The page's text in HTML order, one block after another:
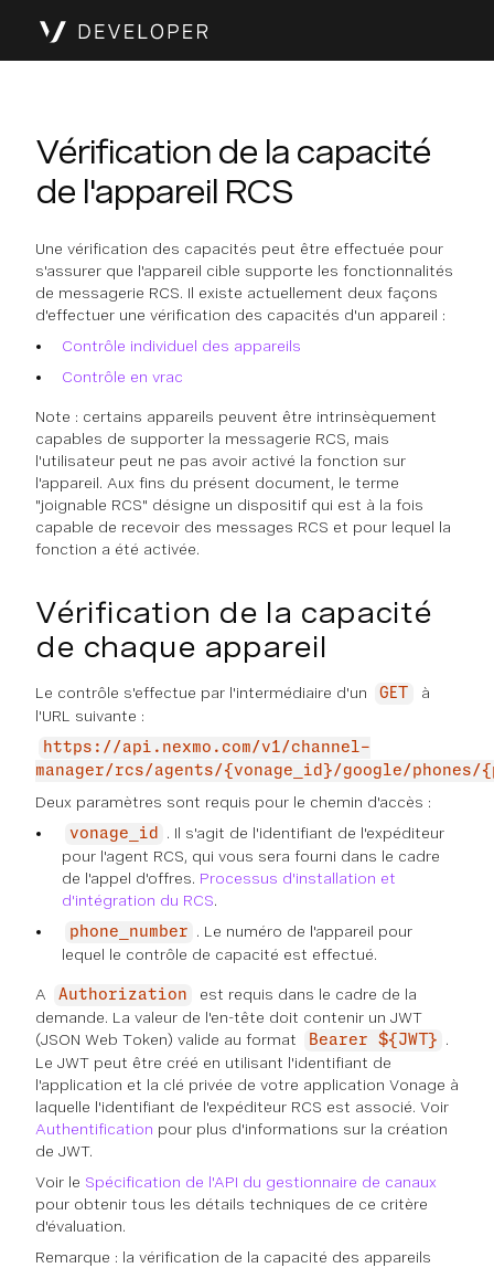
Vérification de la capacité
de l'appareil RCS
Une vérification des capacités peut être effectuée pour
s'assurer que l'appareil cible supporte les fonctionnalités
de messagerie RCS. Il existe actuellement deux façons
d'effectuer une vérification des capacités d'un appareil :
Contrôle individuel des appareils
Contrôle en vrac
Note : certains appareils peuvent être intrinsèquement
capables de supporter la messagerie RCS, mais
l'utilisateur peut ne pas avoir activé la fonction sur
l'appareil. Aux fins du présent document, le terme
"joignable RCS" désigne un dispositif qui est à la fois
capable de recevoir des messages RCS et pour lequel la
fonction a été activée.
Vérification de la capacité
de chaque appareil
Le contrôle s'effectue par l'intermédiaire d'un GET
à
l'URL suivante :
https://api.nexmo.com/v1/channel-
manager/rcs/agents/{vonage_id}/google/
Deux paramètres sont requis pour le chemin d'accès :
vonage_id
. Il s'agit de l'identifiant de l'expéditeur
pour l'agent RCS, qui vous sera fourni dans le cadre
de l'appel d'offres. Processus d'installation et
d'intégration du RCS.
phone_number
. Le numéro de l'appareil pour
lequel le contrôle de capacité est effectué.
A Authorization
est requis dans le cadre de la
demande. La valeur de l'en-tête doit contenir un JWT
(JSON Web Token) valide au format
Bearer ${JWT}
.
Le JWT peut être créé en utilisant l'identifiant de
l'application et la clé privée de votre application Vonage à
laquelle l'identifiant de l'expéditeur RCS est associé. Voir
Authentification pour plus d'informations sur la création
de JWT.
Voir le Spécification de l'API du gestionnaire de canaux
pour obtenir tous les détails techniques de ce critère
d'évaluation.
Remarque : la vérification de la capacité des appareils